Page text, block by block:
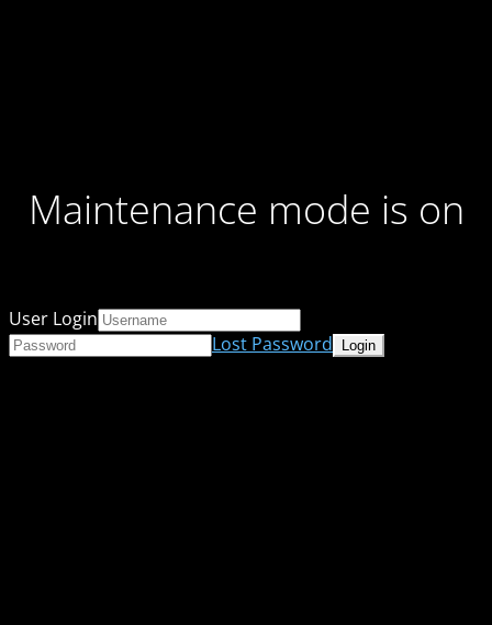
Maintenance mode is on
User Login
Lost Password